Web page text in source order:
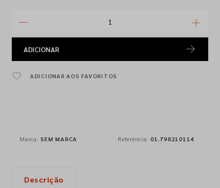
ADICIONAR
ADICIONAR AOS FAVORITOS
Marca: SEM MARCA Referência: 01.798210114
Descrição